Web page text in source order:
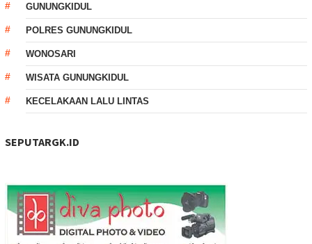
GUNUNGKIDUL
POLRES GUNUNGKIDUL
WONOSARI
WISATA GUNUNGKIDUL
KECELAKAAN LALU LINTAS
SEPUTARGK.ID